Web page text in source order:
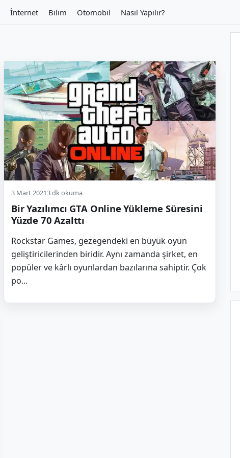
İnternet Bilim Otomobil Nasıl Yapılır?
3 Mart 20213 dk okuma
Bir Yazılımcı GTA Online Yükleme Süresini
Yüzde 70 Azalttı
Rockstar Games, gezegendeki en büyük oyun
geliştiricilerinden biridir. Aynı zamanda şirket, en
popüler ve kârlı oyunlardan bazılarına sahiptir. Çok
po...